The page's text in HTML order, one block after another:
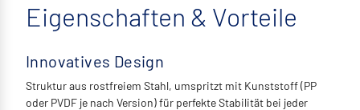
Eigenschaften & Vorteile
Innovatives Design
Struktur aus rostfreiem Stahl, umspritzt mit Kunststoff (PP
oder PVDF je nach Version) für perfekte Stabilität bei jeder